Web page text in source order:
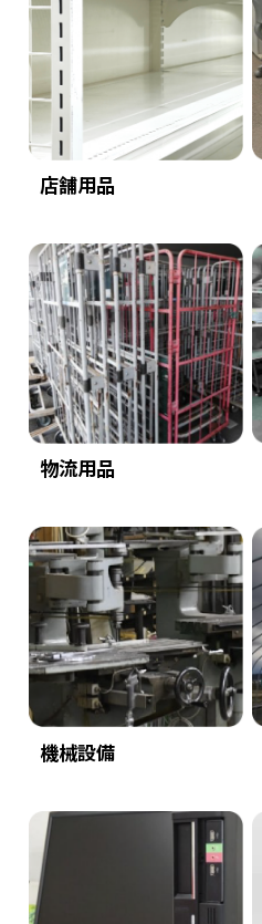
店舗用品
物流用品
機械設備